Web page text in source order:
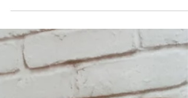
4 min de lecture
Le corona... quoi?